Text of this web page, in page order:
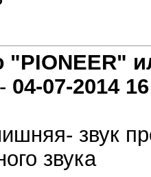
- 04-07-2014
звук
звука